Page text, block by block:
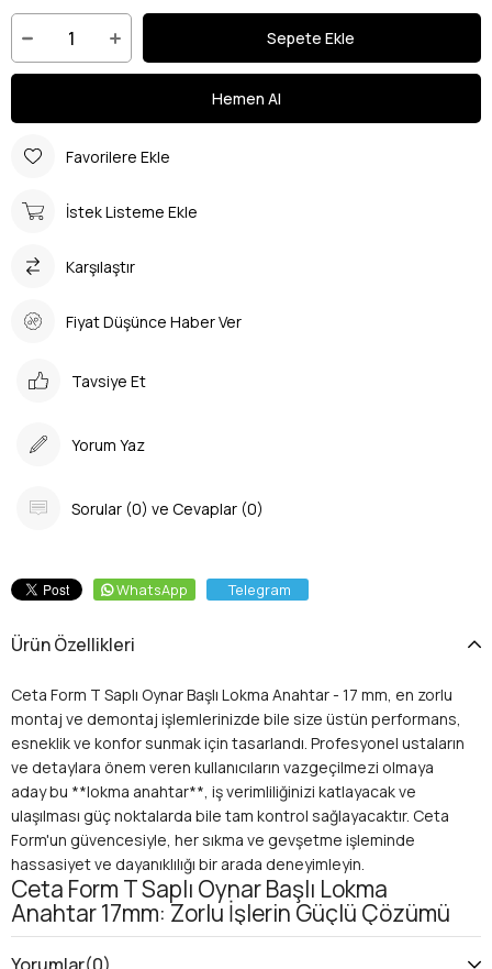
Favorilere Ekle
İstek Listeme Ekle
Karşılaştır
Fiyat Düşünce Haber Ver
Tavsiye Et
Yorum Yaz
Sorular (0) ve Cevaplar (0)
WhatsApp Telegram
Ürün Özellikleri
Ceta Form T Saplı Oynar Başlı Lokma Anahtar - 17 mm, en zorlu
montaj ve demontaj işlemlerinizde bile size üstün performans,
esneklik ve konfor sunmak için tasarlandı. Profesyonel ustaların
ve detaylara önem veren kullanıcıların vazgeçilmezi olmaya
aday bu **lokma anahtar**, iş verimliliğinizi katlayacak ve
ulaşılması güç noktalarda bile tam kontrol sağlayacaktır. Ceta
Form'un güvencesiyle, her sıkma ve gevşetme işleminde
hassasiyet ve dayanıklılığı bir arada deneyimleyin.
Ceta Form T Saplı Oynar Başlı Lokma
Anahtar 17mm: Zorlu İşlerin Güçlü Çözümü
İster otomotiv sektöründe çalışın, ister makine montajı yapın,
ister evinizdeki tamir işleriyle uğraşın; doğru araç, işinizin